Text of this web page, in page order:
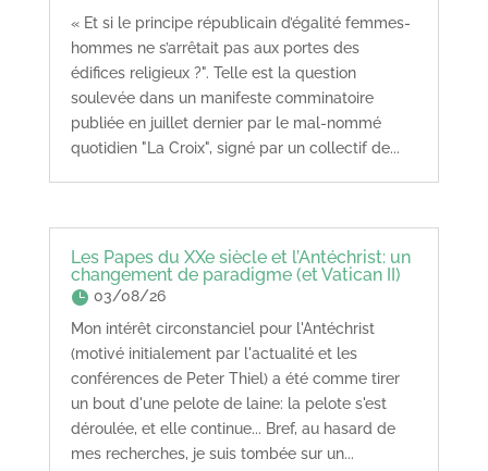
« Et si le principe républicain d’égalité femmes-
hommes ne s’arrêtait pas aux portes des
édifices religieux ?". Telle est la question
soulevée dans un manifeste comminatoire
publiée en juillet dernier par le mal-nommé
quotidien "La Croix", signé par un collectif de...
Les Papes du XXe siècle et l’Antéchrist: un
changement de paradigme (et Vatican II)
03/08/26
Mon intérêt circonstanciel pour l'Antéchrist
(motivé initialement par l'actualité et les
conférences de Peter Thiel) a été comme tirer
un bout d'une pelote de laine: la pelote s'est
déroulée, et elle continue... Bref, au hasard de
mes recherches, je suis tombée sur un...